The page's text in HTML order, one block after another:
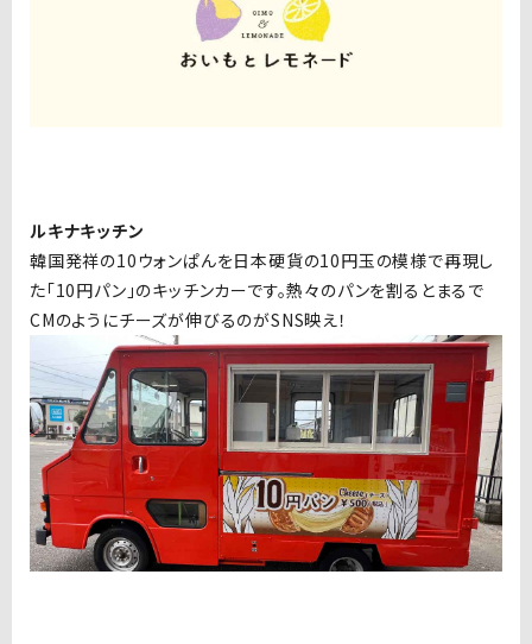
ルキナキッチン
韓国発祥の10ウォンぱんを日本硬貨の10円玉の模様で再現し
た「10円パン」のキッチンカーです。熱々のパンを割るとまるで
CMのようにチーズが伸びるのがSNS映え！